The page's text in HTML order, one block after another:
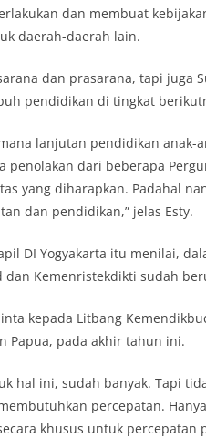
dan membuat
daerah-daerah lain.
dan prasarana, tapi juga
pendidikan di tingkat
lanjutan pendidikan
penolakan dari beberapa
yang diharapkan. Padahal
dan pendidikan,” jelas Esty.
DI Yogyakarta itu menilai,
dan Kemenristekdikti sudah
kepada Litbang
Papua, pada akhir tahun ini.
hal ini, sudah banyak. Tapi
percepatan.
khusus untuk percepatan